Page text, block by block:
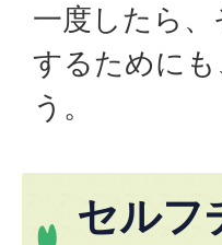
一度したら
するために
う。
セルフ